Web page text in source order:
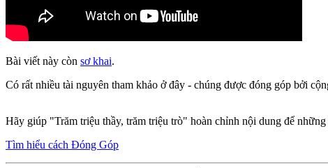
Bài viết này còn sơ khai.
Có rất nhiều tài nguyên tham khảo ở đây - chúng được đóng góp bởi
Hãy giúp "Trăm triệu thầy, trăm triệu trò" hoàn chỉnh nội dung để
Tìm hiểu cách Đóng Góp